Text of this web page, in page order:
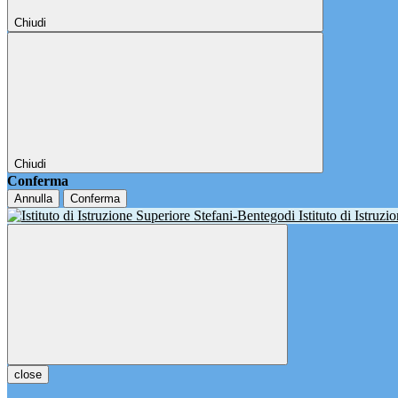
Chiudi
Chiudi
Conferma
Annulla Conferma
Istituto di
close